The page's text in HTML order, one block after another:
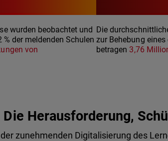
wurden beobachtet und
der meldenden Schulen
von
Die
zur Behebung
betragen 3,76
Die Herausforderung,
zunehmenden Digitalisierung des